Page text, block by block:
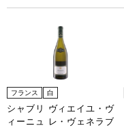
フランス 白
シャブリ ヴィエイユ・ヴ
ィーニュ レ・ヴェネラブ